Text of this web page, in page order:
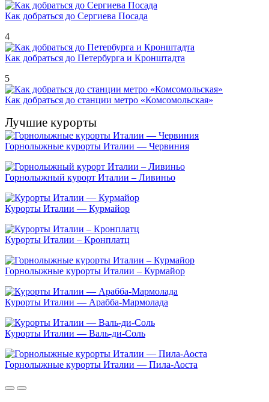
Как добраться до Сергиева Посада
4
Как добраться до Петербурга и Кронштадта
5
Как добраться до станции метро «Комсомольская»
Лучшие курорты
Горнолыжные курорты Италии — Червиния
Горнолыжный курорт Италии – Ливиньо
Курорты Италии — Курмайор
Курорты Италии – Кронплатц
Горнолыжные курорты Италии – Курмайор
Курорты Италии — Арабба-Мармолада
Курорты Италии — Валь-ди-Соль
Горнолыжные курорты Италии — Пила-Аоста